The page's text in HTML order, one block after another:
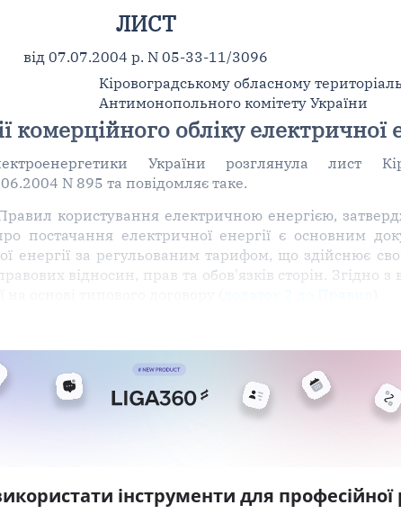
ЛИСТ
від 07.07.2004 р. N 05-33-11/3096
Кіровоградському обласному
Антимонопольного комітету України
комерційного обліку електричної
України розглянула лист
N 895 та повідомляє таке.
користування електричною енергією,
постачання електричної енергії є основним
енергії за регульованим тарифом, що здійснює
відносин, прав та обов'язків сторін. Згідно
інструменти для професійної